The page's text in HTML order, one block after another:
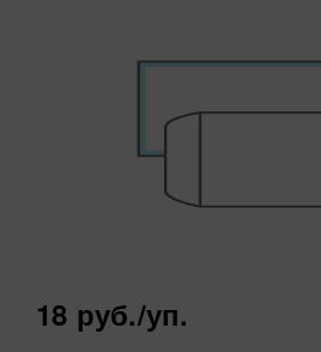
18 руб./уп.